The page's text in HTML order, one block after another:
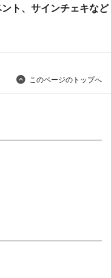
ト、サインチェキなど
このページのトップへ